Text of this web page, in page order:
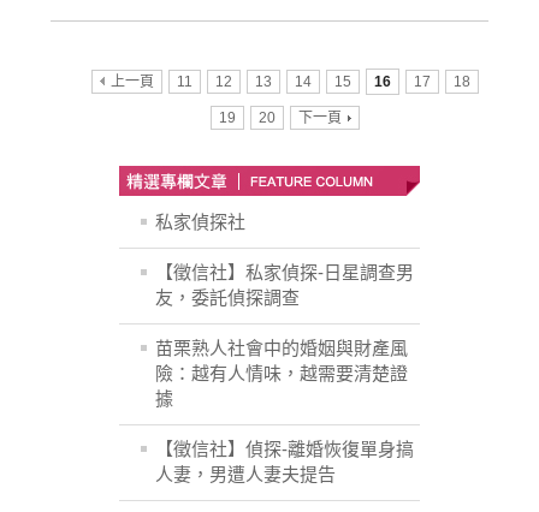
上一頁 11 12 13 14 15 16 17 18
19 20 下一頁
私家偵探社
【徵信社】私家偵探-日星調查男
友，委託偵探調查
苗栗熟人社會中的婚姻與財產風
險：越有人情味，越需要清楚證
據
【徵信社】偵探-離婚恢復單身搞
人妻，男遭人妻夫提告